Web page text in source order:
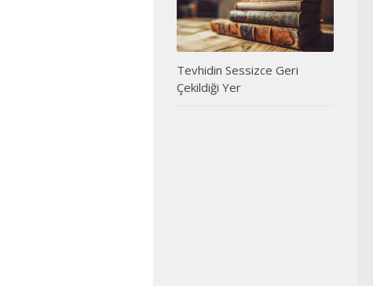
Tevhidin Sessizce Geri
Çekildiği Yer